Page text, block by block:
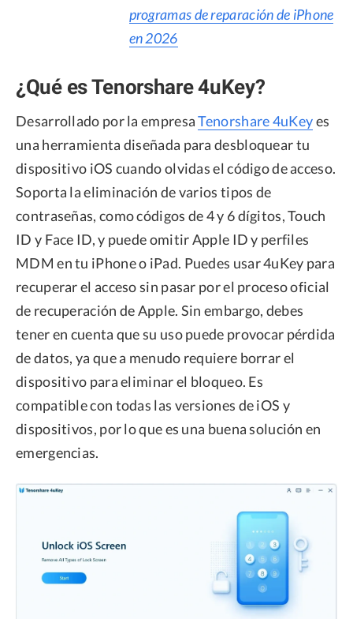
programas de reparación de iPhone
en 2026
¿Qué es Tenorshare 4uKey?
Desarrollado por la empresaTenorshare 4uKeyes
una herramienta diseñada para desbloquear tu
dispositivo iOS cuando olvidas el código de acceso.
Soporta la eliminación de varios tipos de
contraseñas, como códigos de 4 y 6 dígitos, Touch
ID y Face ID, y puede omitir Apple ID y perfiles
MDM en tu iPhone o iPad. Puedes usar 4uKey para
recuperar el acceso sin pasar por el proceso oficial
de recuperación de Apple. Sin embargo, debes
tener en cuenta que su uso puede provocar pérdida
de datos, ya que a menudo requiere borrar el
dispositivo para eliminar el bloqueo. Es
compatible con todas las versiones de iOS y
dispositivos, por lo que es una buena solución en
emergencias.